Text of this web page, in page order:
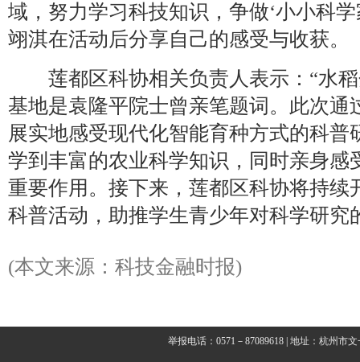
域，努力学习科技知识，争做‘小小科
翊淇在活动后分享自己的感受与收获。
莲都区科协相关负责人表示：“水稻
基地是袁隆平院士曾亲笔题词。此次通
展实地感受现代化智能育种方式的科普
学到丰富的农业科学知识，同时亲身感
重要作用。接下来，莲都区科协将持续
科普活动，助推学生青少年对科学研究
(本文来源：科技金融时报)
举报电话：0571－87089618 | 地址：杭州市